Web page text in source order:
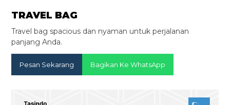
TRAVEL BAG
Travel bag spacious dan nyaman untuk perjalanan
panjang Anda.
Pesan Sekarang Bagikan Ke WhatsApp